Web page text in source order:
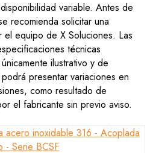
variable. Antes de
recomienda solicitar una
equipo de X Soluciones. Las
técnicas
ilustrativo y de
presentar variaciones en
como resultado de
el fabricante sin previo aviso.